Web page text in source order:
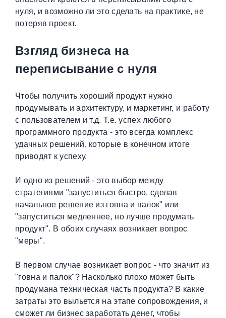
нуля, и возможно ли это сделать на практике, не
потеряв проект.
Взгляд бизнеса на
переписывание с нуля
Чтобы получить хороший продукт нужно
продумывать и архитектуру, и маркетинг, и работу
с пользователем и т.д. Т.е. успех любого
программного продукта - это всегда комплекс
удачных решений, которые в конечном итоге
приводят к успеху.
И одно из решений - это выбор между
стратегиями "запуститься быстро, сделав
начальное решение из говна и палок" или
"запуститься медленнее, но лучше продумать
продукт". В обоих случаях возникает вопрос
"меры".
В первом случае возникает вопрос - что значит из
"говна и палок"? Насколько плохо может быть
продумана техническая часть продукта? В какие
затраты это выльется на этапе сопровождения, и
сможет ли бизнес заработать денег, чтобы